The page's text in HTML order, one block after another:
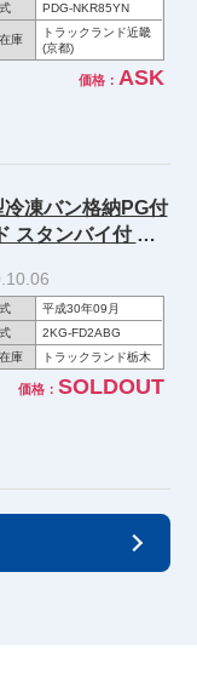
PDG-NKR85YN
庫
トラックランド近畿
(京都)
価格： ASK
凍バン格納PG付
スタンバイ付 後
記録簿付
平成30年09月
2KG-FD2ABG
庫
トラックランド栃木
価格： SOLDOUT